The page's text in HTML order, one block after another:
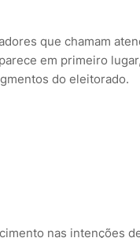
que chamam
em primeiro
do eleitorado.
nas intenções